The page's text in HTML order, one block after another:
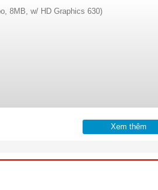
8MB, w/ HD Graphics 630)
Xem thêm